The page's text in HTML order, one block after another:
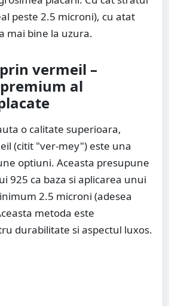
peste 2.5 microni), cu atat
mai bine la uzura.
vermeil –
al
o calitate superioara,
(citit "ver-mey") este una
optiuni. Aceasta presupune
925 ca baza si aplicarea unui
2.5 microni (adesea
metoda este
durabilitate si aspectul luxos.